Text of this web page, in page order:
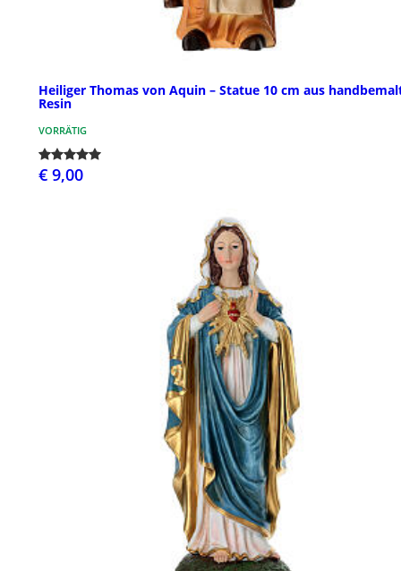
Heiliger Thomas von Aquin – Statue 10 cm aus
Resin
VORRÄTIG
€ 9,00